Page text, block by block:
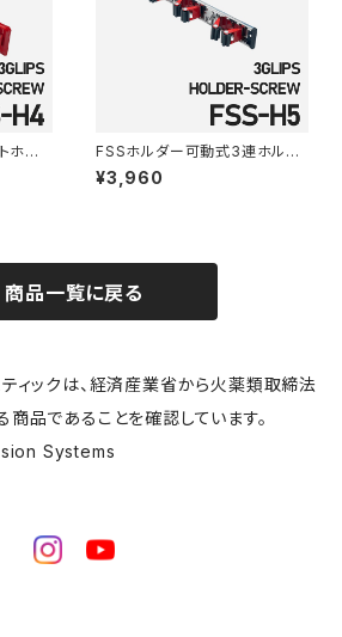
ホル
FSSホルダー可動式3連ホルダ
ー ネジタイプ FSS-H5
¥3,960
商品一覧に戻る
ィックは、経済産業省から火薬類取締法
品であることを確認しています。
Systems